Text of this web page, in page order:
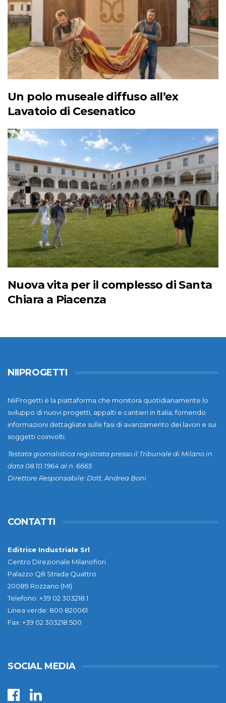
Un polo museale diffuso all’ex
Lavatoio di Cesenatico
Nuova vita per il complesso di Santa
Chiara a Piacenza
NIIPROGETTI
NiiProgetti è la piattaforma che monitora quotidianamente lo
sviluppo di nuovi progetti, appalti e cantieri in Italia, fornendo
informazioni dettagliate sulle fasi di avanzamento dei lavori e sui
soggetti coinvolti.
Testata giornalistica registrata presso il Tribunale di Milano in
data 08.10.1964 al n. 6665
Direttore Responsabile: Dott. Andrea Boni
CONTATTI
Editrice Industriale Srl
Centro Direzionale Milanofiori
Palazzo Q8 Strada Quattro
20089 Rozzano (MI)
Telefono: +39 02 303218.1
Linea verde: 800 820061
Fax: +39 02 303218.500
SOCIAL MEDIA